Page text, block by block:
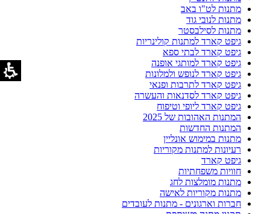
מתנות לט"ו באב
מתנות לנובי גוד
מתנות לסילבסטר
גיפט קארד למתנות קולינריות
גיפט קארד לבתי ספא
גיפט קארד למותגי אופנה
גיפט קארד לנופש ולמלונות
גיפט קארד לתרבות ופנאי
גיפט קארד לסדנאות והעשרה
גיפט קארד ליופי וטיפוח
המתנות האהובות של 2025
המתנות החדשות
מתנות במימוש אונליין
רעיונות למתנות מקוריות
גיפט קארד
חוויות משפחתיות
מתנות מומלצות לחג
מתנות מקוריות לאישה
חברות וארגונים - מתנות לעובדים